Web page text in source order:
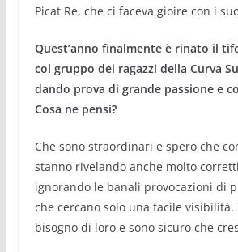
Picat Re, che ci faceva gioire con i
Quest’anno finalmente è rinato il
col gruppo dei ragazzi della Curva
dando prova di grande passione e
Cosa ne pensi?
Che sono straordinari e spero che
stanno rivelando anche molto
ignorando le banali provocazioni di
che cercano solo una facile visibilità.
bisogno di loro e sono sicuro che